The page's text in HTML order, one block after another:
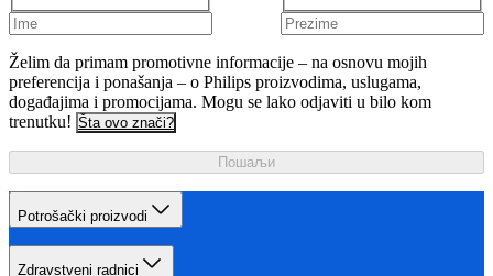
Želim da primam promotivne informacije – na osnovu mojih
preferencija i ponašanja – o Philips proizvodima, uslugama,
događajima i promocijama. Mogu se lako odjaviti u bilo kom
trenutku! Šta ovo znači?
Пошаљи
Potrošački proizvodi
Zdravstveni radnici